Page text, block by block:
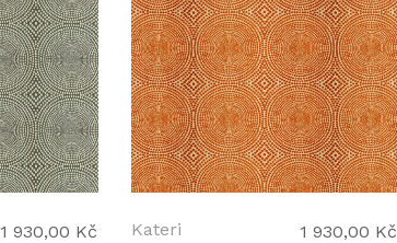
1 930,00 Kč Kateri 1 930,00 Kč